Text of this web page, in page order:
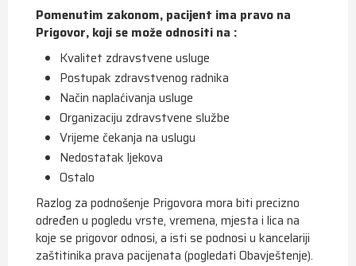
Pomenutim zakonom, pacijent ima pravo na
Prigovor, koji se može odnositi na :
Kvalitet zdravstvene usluge
Postupak zdravstvenog radnika
Način naplaćivanja usluge
Organizaciju zdravstvene službe
Vrijeme čekanja na uslugu
Nedostatak ljekova
Ostalo
Razlog za podnošenje Prigovora mora biti precizno
određen u pogledu vrste, vremena, mjesta i lica na
koje se prigovor odnosi, a isti se podnosi u kancelariji
zaštitinika prava pacijenata (pogledati Obavještenje).